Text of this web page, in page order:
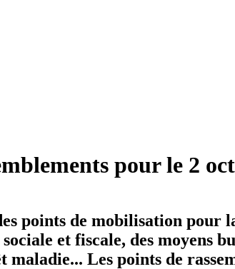
pour le 2
points de mobilisation pour
et fiscale, des moyens
Les points de